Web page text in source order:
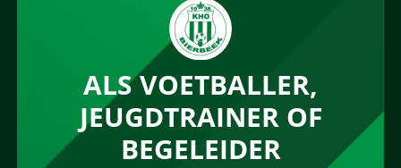
ALS VOETBALLER,
JEUGDTRAINER OF
BEGELEIDER